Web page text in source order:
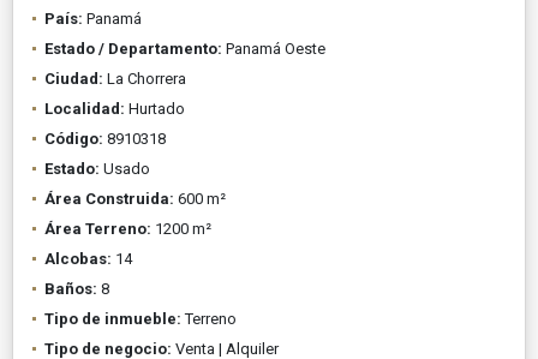
País: Panamá
Estado / Departamento: Panamá Oeste
Ciudad: La Chorrera
Localidad: Hurtado
Código: 8910318
Estado: Usado
Área Construida: 600 m²
Área Terreno: 1200 m²
Alcobas: 14
Baños: 8
Tipo de inmueble: Terreno
Tipo de negocio: Venta | Alquiler